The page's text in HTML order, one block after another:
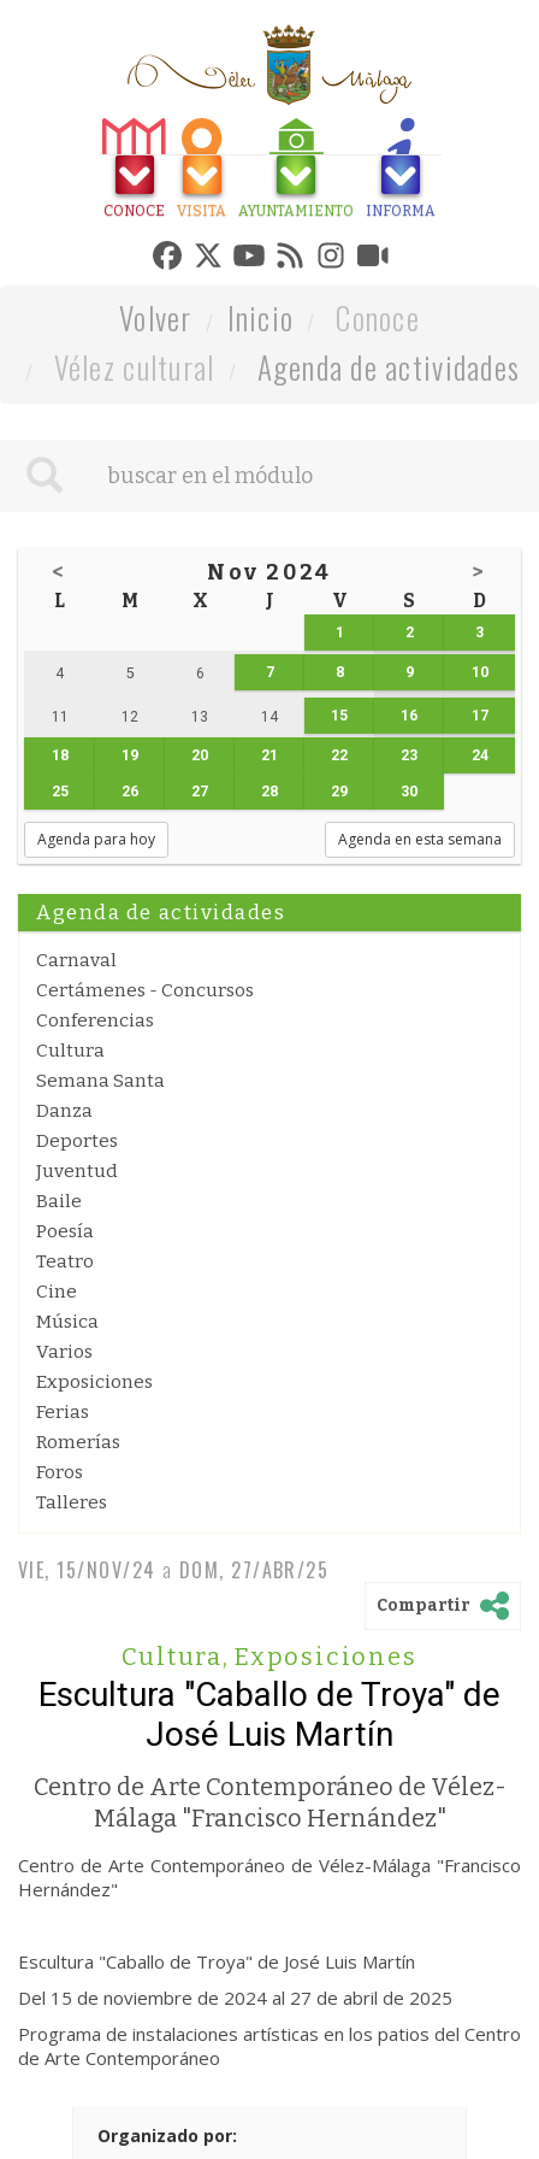
CONOCE VISITA AYUNTAMIENTO INFORMA
Volver Inicio
Conoce
Vélez cultural
Agenda de actividades
< Nov 2024 >
L M X J V S D
1 2 3
4 5 6 7 8 9 10
11 12 13 14 15 16 17
18 19 20 21 22 23 24
25 26 27 28 29 30
Agenda para hoy Agenda en esta semana
Agenda de actividades
Carnaval
Certámenes - Concursos
Conferencias
Cultura
Semana Santa
Danza
Deportes
Juventud
Baile
Poesía
Teatro
Cine
Música
Varios
Exposiciones
Ferias
Romerías
Foros
Talleres
VIE, 15/NOV/24 a DOM, 27/ABR/25
Compartir
Cultura, Exposiciones
Escultura "Caballo de Troya" de
José Luis Martín
Centro de Arte Contemporáneo de Vélez-
Málaga "Francisco Hernández"
Centro de Arte Contemporáneo de Vélez-Málaga "Francisco
Hernández"
Escultura "Caballo de Troya" de José Luis Martín
Del 15 de noviembre de 2024 al 27 de abril de 2025
Programa de instalaciones artísticas en los patios del Centro
de Arte Contemporáneo
Organizado por: